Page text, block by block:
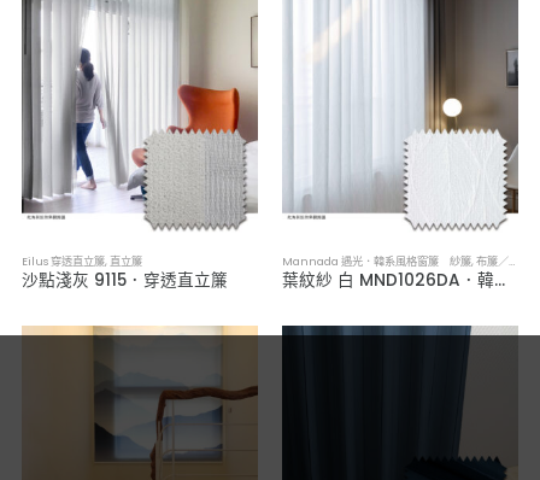
Eilus 穿透直立簾, 直立簾
沙點淺灰 9115．穿透直立簾
Mannada 遇光．韓系風格窗簾 紗簾,布簾／紗簾／窗簾布
葉紋紗 白 MND1026DA．韓系軟裝透光紗簾